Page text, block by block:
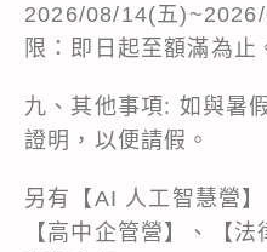
2026/08/14(五
限：即日起至額滿為止
九、其他事項: 如與暑
證明，以便請假。
另有【AI 人工智慧營
【高中企管營】、【